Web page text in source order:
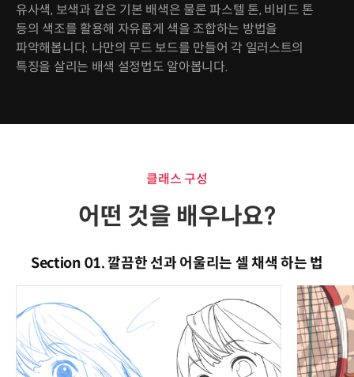
유사색, 보색과 같은 기본 배색은 물론 파스텔 톤, 비비드 톤
등의 색조를 활용해 자유롭게 색을 조합하는 방법을
파악해봅니다. 나만의 무드 보드를 만들어 각 일러스트의
특징을 살리는 배색 설정법도 알아봅니다.
클래스 구성
어떤 것을 배우나요?
Section 01. 깔끔한 선과 어울리는 셀 채색 하는 법